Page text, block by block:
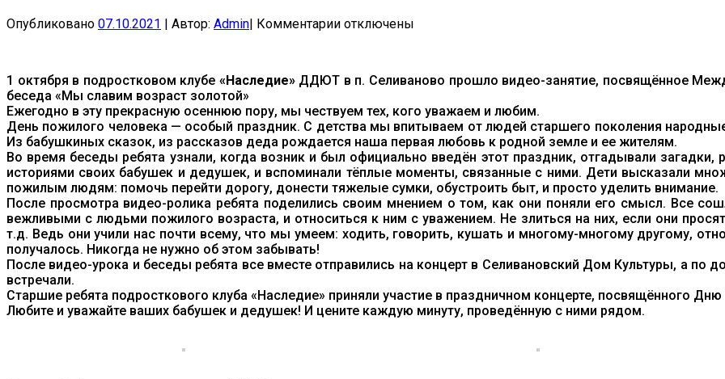
Опубликовано 07.10.2021 | Автор: Admin| Комментариик
«НАСЛЕДИЕ»
«МЫ
СЛАВИМ
ВОЗРАСТ
ЗОЛОТОЙ»
отключены
1 октября в подростковом клубе «Наследие»ДДЮТ в п. Селиваново прошло видео-занятие, посвящённое
беседа «Мы славим возраст золотой»
Ежегодно в эту прекрасную осеннюю пору, мы чествуем тех, кого уважаем и любим.
День пожилого человека — особый праздник. С детства мы впитываем от людей старшего поколения
Из бабушкиных сказок, из рассказов деда рождается наша первая любовь к родной земле и ее жителям.
Во время беседы ребята узнали, когда возник и был официально введён этот праздник, отгадывали
историями своих бабушек и дедушек, и вспоминали тёплые моменты, связанные с ними. Дети высказали
пожилым людям: помочь перейти дорогу, донести тяжелые сумки, обустроить быт, и просто уделить внимание.
После просмотра видео-ролика ребята поделились своим мнением о том, как они поняли его смысл. Все
вежливыми с людьми пожилого возраста, и относиться к ним с уважением. Не злиться на них, если они
т.д. Ведь они учили нас почти всему, что мы умеем: ходить, говорить, кушать и многому-многому другому,
получалось. Никогда не нужно об этом забывать!
После видео-урока и беседы ребята все вместе отправились на концерт в Селивановский Дом Культуры, а по
встречали.
Старшие ребята подросткового клуба «Наследие» приняли участие в праздничном концерте, посвящённого
Любите и уважайте ваших бабушек и дедушек! И цените каждую минуту, проведённую с ними рядом.